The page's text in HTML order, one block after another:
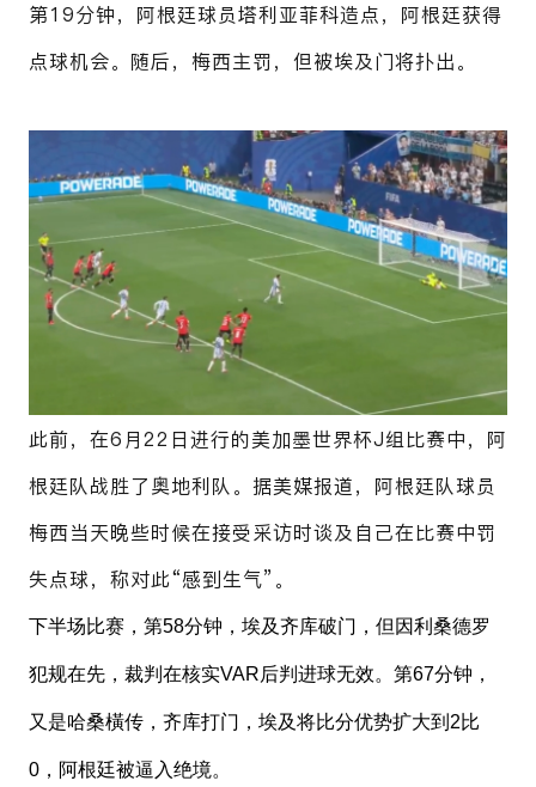
第19分钟，阿根廷球员塔利亚菲科造点，阿根廷获得
点球机会。随后，梅西主罚，但被埃及门将扑出。
此前，在6月22日进行的美加墨世界杯J组比赛中，阿
根廷队战胜了奥地利队。据美媒报道，阿根廷队球员
梅西当天晚些时候在接受采访时谈及自己在比赛中罚
失点球，称对此“感到生气”。
下半场比赛，第58分钟，埃及齐库破门，但因利桑德罗
犯规在先，裁判在核实VAR后判进球无效。第67分钟，
又是哈桑橫传，齐库打门，埃及将比分优势扩大到2比
0，阿根廷被逼入绝境。